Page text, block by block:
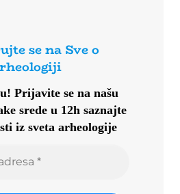
se na Sve o
Prijavite se na našu
srede u 12h saznajte
iz sveta arheologije